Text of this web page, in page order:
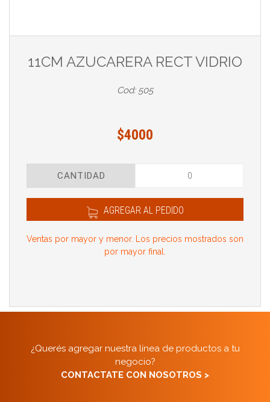
11CM AZUCARERA RECT VIDRIO
Cod: 505
$4000
CANTIDAD
AGREGAR AL PEDIDO
Ventas por mayor y menor. Los precios mostrados son
por mayor final.
¿Querés agregar nuestra línea de productos a tu
negocio?
CONTACTATE CON NOSOTROS >